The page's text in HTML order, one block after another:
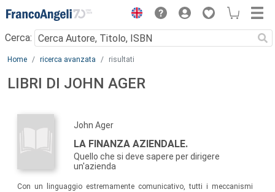
Menu
Cerca:
Main content
Home ricerca avanzata risultati
LIBRI DI JOHN AGER
John Ager
LA FINANZA AZIENDALE.
Quello che si deve sapere per dirigere
un'azienda
Con un linguaggio estremamente comunicativo, tutti i meccanismi